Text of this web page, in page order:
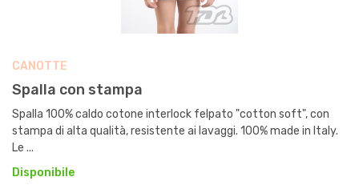
CANOTTE
Spalla con stampa
Spalla 100% caldo cotone interlock felpato "cotton soft", con
stampa di alta qualità, resistente ai lavaggi. 100% made in Italy.
Le ...
Disponibile